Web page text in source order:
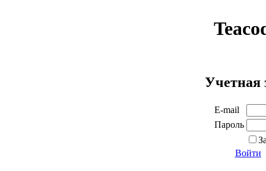
Учетная
E-mail
Пароль
Войти